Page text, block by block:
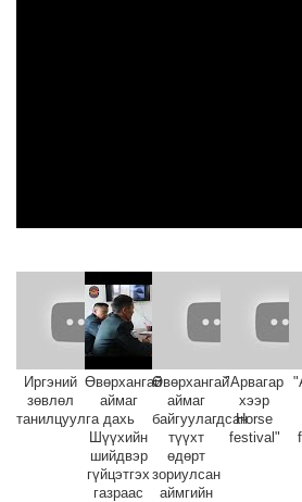
Иргэний
зөвлөл
танилцуулга
Өвөрхангай
аймаг
дахь
Шүүхийн
шийдвэр
гүйцэтгэх
газраас
Өвөрхангай
аймаг
байгуулагдсан
түүхт
өдөрт
зориулсан
аймгийн
"Арвагар
хээр
Horse
festival"